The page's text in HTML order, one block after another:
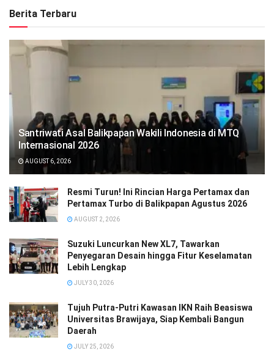
Berita Terbaru
Santriwati Asal Balikpapan Wakili Indonesia di MTQ
Internasional 2026
AUGUST 6, 2026
Resmi Turun! Ini Rincian Harga Pertamax dan
Pertamax Turbo di Balikpapan Agustus 2026
AUGUST 2, 2026
Suzuki Luncurkan New XL7, Tawarkan
Penyegaran Desain hingga Fitur Keselamatan
Lebih Lengkap
JULY 30, 2026
Tujuh Putra-Putri Kawasan IKN Raih Beasiswa
Universitas Brawijaya, Siap Kembali Bangun
Daerah
JULY 25, 2026